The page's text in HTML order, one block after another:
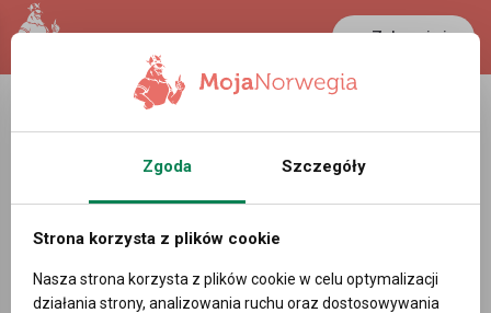
Zaloguj się
Zgoda Szczegóły
Strona korzysta z plików cookie
Nasza strona korzysta z plików cookie w celu optymalizacji
działania strony, analizowania ruchu oraz dostosowywania